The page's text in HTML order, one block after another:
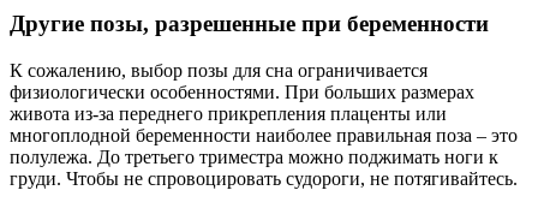
Другие позы, разрешенные при беременности
К сожалению, выбор позы для сна ограничивается
физиологически особенностями. При больших размерах
живота из-за переднего прикрепления плаценты или
многоплодной беременности наиболее правильная поза – это
полулежа. До третьего триместра можно поджимать ноги к
груди. Чтобы не спровоцировать судороги, не потягивайтесь.